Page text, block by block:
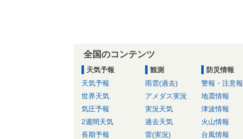
全国のコンテンツ
天気予報
天気予報
世界天気
気圧予報
2週間天気
長期予報
観測
雨雲(過去)
アメダス実況
実況天気
過去天気
雷(実況)
防災情報
警報・注意報
地震情報
津波情報
火山情報
台風情報